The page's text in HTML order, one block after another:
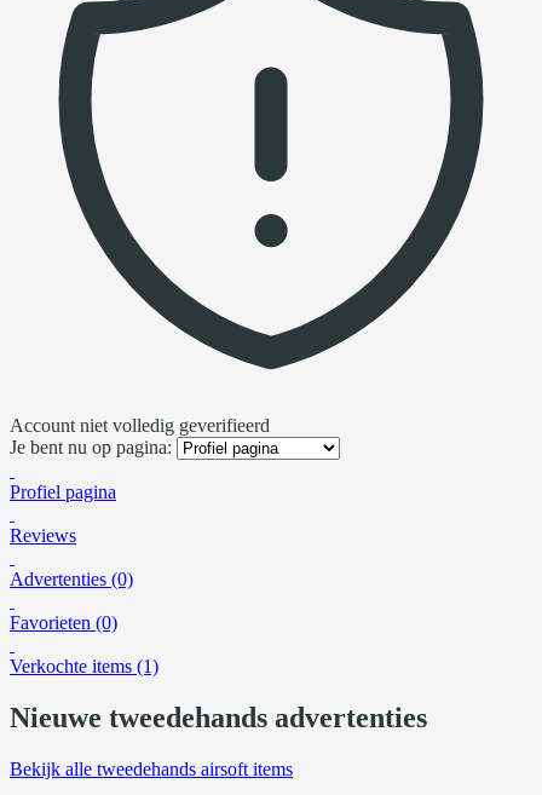
Account niet volledig geverifieerd
Je bent nu op pagina:
Profiel pagina
Reviews
Advertenties (0)
Favorieten (0)
Verkochte items (1)
Nieuwe tweedehands advertenties
Bekijk alle tweedehands airsoft items